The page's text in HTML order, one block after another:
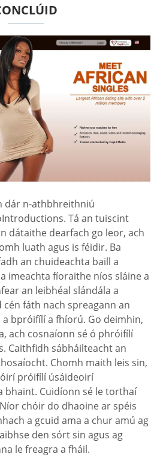
dár n-athbhreithniú
Tá an tuiscint
dátaithe dearfach go leor, ach
luath agus is féidir. Ba
an chuideachta baill a
imeachta fíoraithe níos sláine a
an leibhéal slándála a
fáth nach spreagann an
bpróifílí a fhíorú. Go deimhin,
ach cosnaíonn sé ó phróifílí
Caithfidh sábháilteacht an
Chomh maith leis sin,
próifílí úsáideoirí
bhaint. Cuidíonn sé le torthaí
chóir do dhaoine ar spéis
a gcuid ama a chur amú ag
den sórt sin agus ag
le freagra a fháil.